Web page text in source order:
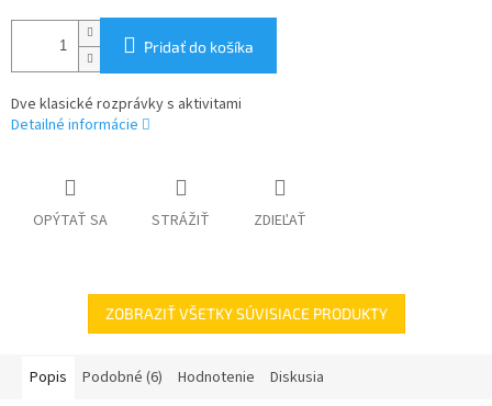
Pridať do košíka
Dve klasické rozprávky s aktivitami
Detailné informácie
OPÝTAŤ SA STRÁŽIŤ ZDIEĽAŤ
ZOBRAZIŤ VŠETKY SÚVISIACE PRODUKTY
Popis Podobné (6) Hodnotenie Diskusia